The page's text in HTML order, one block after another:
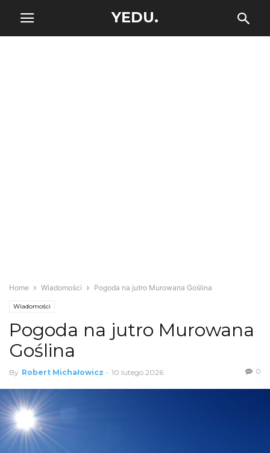
YEDU.
Home Wiadomości Pogoda na jutro Murowana Goślina
Wiadomości
Pogoda na jutro Murowana
Goślina
By Robert Michałowicz - 10 lutego 2026 0